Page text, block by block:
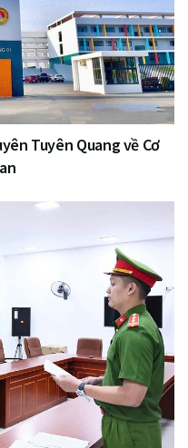
Tuyên Quang về Cơ